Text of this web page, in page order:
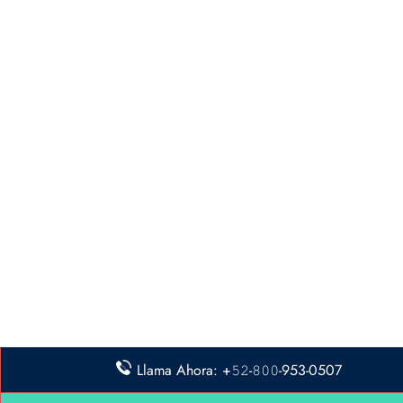
Llama Ahora: +𝟻𝟸-𝟾𝟶𝟶-953-0507